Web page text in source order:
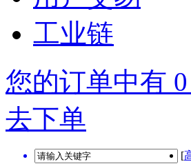
工业链
您的订单中有
去下单
[